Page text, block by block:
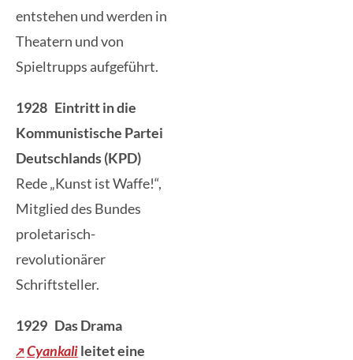
entstehen und werden in
Theatern und von
Spieltrupps aufgeführt.
1928 Eintritt in die
Kommunistische Partei
Deutschlands (KPD)
Rede „Kunst ist Waffe!“,
Mitglied des Bundes
proletarisch-
revolutionärer
Schriftsteller.
1929 Das Drama
Cyankalileitet eine